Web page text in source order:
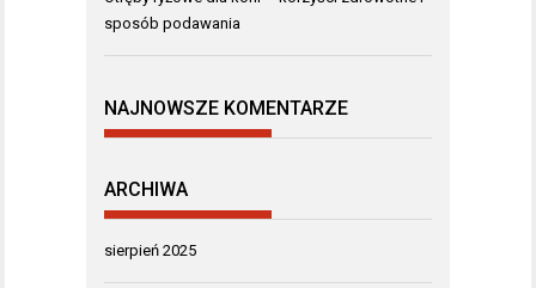
sposób podawania
NAJNOWSZE KOMENTARZE
ARCHIWA
sierpień 2025